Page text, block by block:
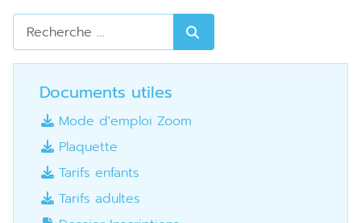
Rechercher
Documents utiles
Mode d'emploi Zoom
Plaquette
Tarifs enfants
Tarifs adultes